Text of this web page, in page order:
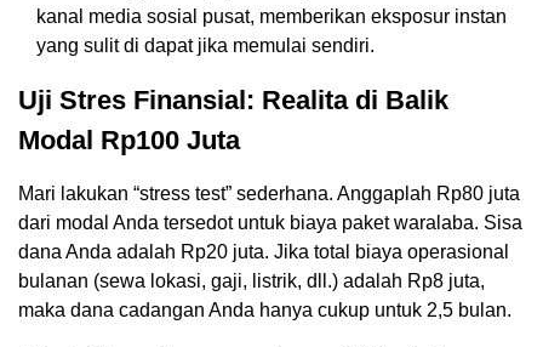
kanal media sosial pusat, memberikan eksposur instan
yang sulit di dapat jika memulai sendiri.
Uji Stres Finansial: Realita di Balik
Modal Rp100 Juta
Mari lakukan “stress test” sederhana. Anggaplah Rp80 juta
dari modal Anda tersedot untuk biaya paket waralaba. Sisa
dana Anda adalah Rp20 juta. Jika total biaya operasional
bulanan (sewa lokasi, gaji, listrik, dll.) adalah Rp8 juta,
maka dana cadangan Anda hanya cukup untuk 2,5 bulan.